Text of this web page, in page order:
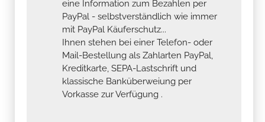
eine Information zum Bezahlen per
PayPal - selbstverständlich wie immer
mit PayPal Käuferschutz...
Ihnen stehen bei einer Telefon- oder
Mail-Bestellung als Zahlarten PayPal,
Kreditkarte, SEPA-Lastschrift und
klassische Banküberweiung per
Vorkasse zur Verfügung .